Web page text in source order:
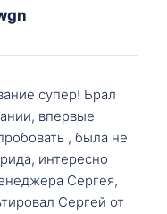
супер! Брал
впервые
, была не
интересно
Сергея,
Сергей от